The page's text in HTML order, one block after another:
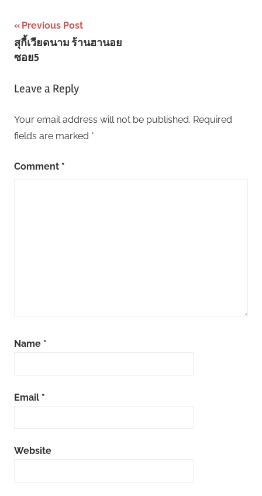
Post
navigation
Previous Post
สุกี้เวียดนาม ร้านฮานอย
ซอย5
Leave a Reply
Your email address will not be published. Required
fields are marked *
Comment *
Name *
Email *
Website